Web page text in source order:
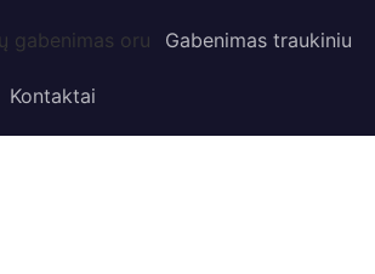
gabenimas oru Gabenimas traukiniu
Kontaktai